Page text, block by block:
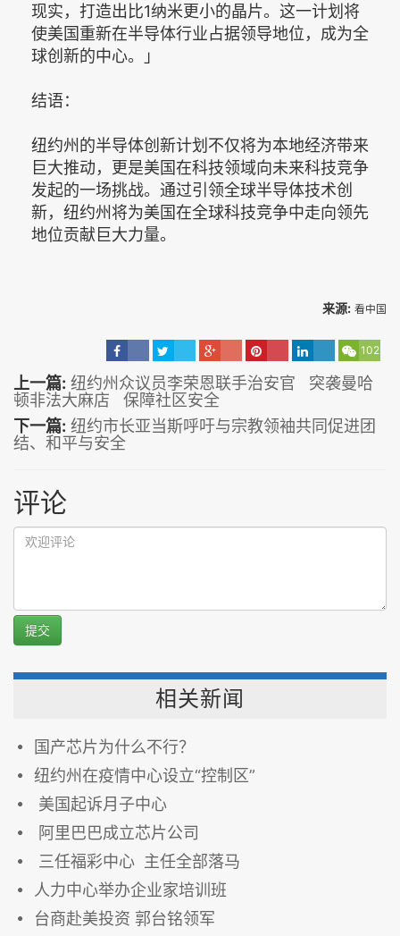
现实，打造出比1纳米更小的晶片。这一计划将
使美国重新在半导体行业占据领导地位，成为全
球创新的中心。」
结语：
纽约州的半导体创新计划不仅将为本地经济带来
巨大推动，更是美国在科技领域向未来科技竞争
发起的一场挑战。通过引领全球半导体技术创
新，纽约州将为美国在全球科技竞争中走向领先
地位贡献巨大力量。
来源: 看中国
102
上一篇: 纽约州众议员李荣恩联手治安官 突袭曼哈
顿非法大麻店 保障社区安全
下一篇: 纽约市长亚当斯呼吁与宗教领袖共同促进团
结、和平与安全
评论
提交
相关新闻
国产芯片为什么不行？
纽约州在疫情中心设立“控制区”
美国起诉月子中心
阿里巴巴成立芯片公司
三任福彩中心 主任全部落马
人力中心举办企业家培训班
台商赴美投资 郭台铭领军